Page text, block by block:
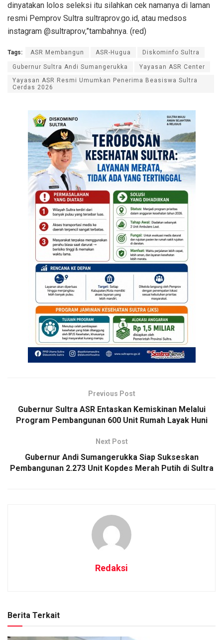
dinyatakan lolos seleksi itu silahkan cek namanya di laman
resmi Pemprov Sultra sultraprov.go.id, atau medsos
instagram @sultraprov,”tambahnya. (red)
Tags: ASR Membangun ASR-Hugua Diskominfo Sultra
Gubernur Sultra Andi Sumangerukka
Yayasan ASR Center
Yayasan ASR Resmi Umumkan Penerima Beasiswa Sultra
Cerdas 2026
Previous Post
Gubernur Sultra ASR Entaskan Kemiskinan Melalui
Program Pembangunan 600 Unit Rumah Layak Huni
Next Post
Gubernur Andi Sumangerukka Siap Sukseskan
Pembangunan 2.273 Unit Kopdes Merah Putih di Sultra
Redaksi
Berita Terkait